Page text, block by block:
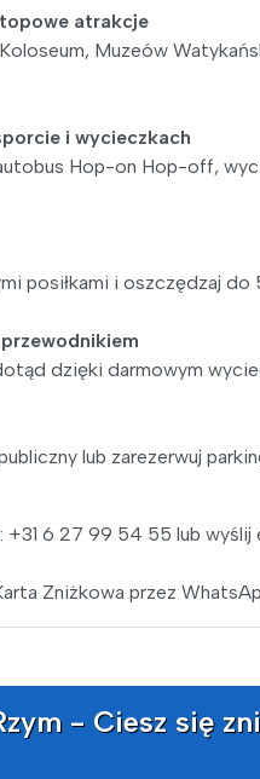
atrakcje
Muzeów
i wycieczkach
Hop-on Hop-off,
posiłkami i oszczędzaj do
dzięki darmowym
lub zarezerwuj
+31 6 27 99 54 55 lub
Zniżkowa przez
- Ciesz się